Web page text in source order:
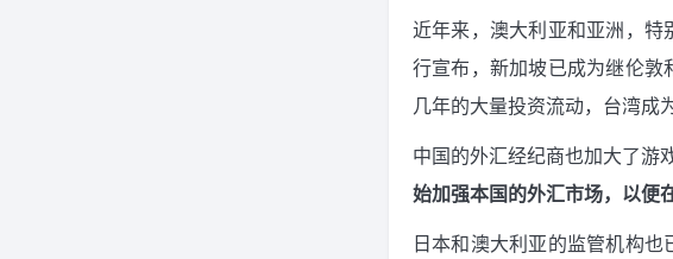
近年来，澳大利亚和亚洲，
行宣布，新加坡已成为继伦
几年的大量投资流动，台湾成
中国的外汇经纪商也加大了游
始加强本国的外汇市场，以便
日本和澳大利亚的监管机构